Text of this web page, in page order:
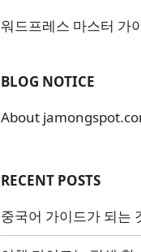
워드프레스 마스터 가
BLOG NOTICE
About
RECENT POSTS
중국어 가이드가 되는